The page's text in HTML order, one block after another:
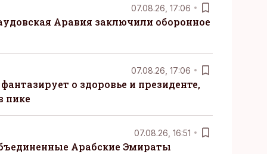
07.08.26, 17:06
Аравия заключили оборонное
07.08.26, 17:06
о здоровье и президенте,
пике
07.08.26, 16:51
Арабские Эмираты